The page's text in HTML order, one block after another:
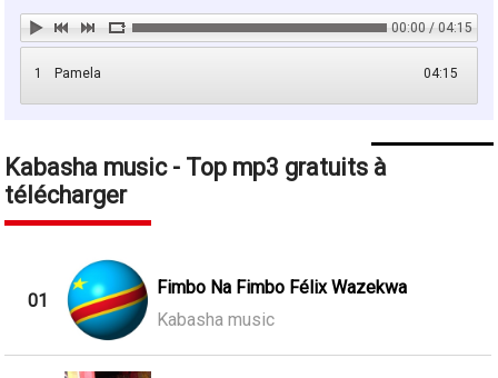
00:00 / 04:15
1 04:15
Pamela
Kabasha music - Top mp3 gratuits à
télécharger
01
Fimbo Na Fimbo Félix Wazekwa
Kabasha music